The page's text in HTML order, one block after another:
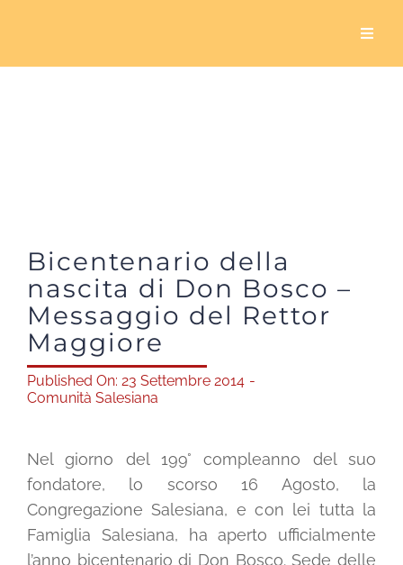
5×1000
Servizio civile
Sala Biavati
Dona ora
Bicentenario della
nascita di Don Bosco –
Messaggio del Rettor
Maggiore
Published On: 23 Settembre 2014 -
Comunità Salesiana
Nel giorno del 199° compleanno del suo
fondatore, lo scorso 16 Agosto, la
Congregazione Salesiana, e con lei tutta la
Famiglia Salesiana, ha aperto ufficialmente
l’anno bicentenario di Don Bosco. Sede delle